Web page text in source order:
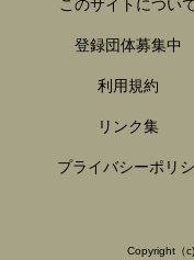
このサイトについて
登録団体募集中
利用規約
リンク集
プライバシーポリ
Copyright （